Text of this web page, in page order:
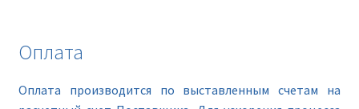
Оплата
Оплата производится по выставленным счетам на